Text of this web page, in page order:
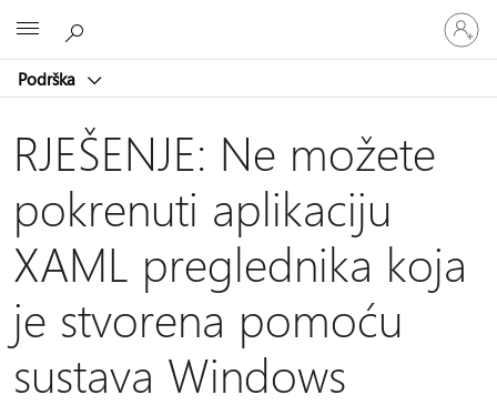
Podrška
Prijavite
se
u
račun
RJEŠENJE: Ne možete
pokrenuti aplikaciju
XAML preglednika koja
je stvorena pomoću
sustava Windows